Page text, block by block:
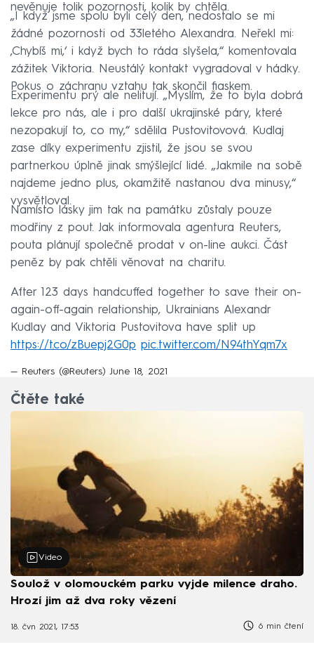
nevěnuje tolik pozornosti, kolik by chtěla.
„I když jsme spolu byli celý den, nedostalo se mi
žádné pozornosti od 33letého Alexandra. Neřekl mi:
‚Chybíš mi,‘ i když bych to ráda slyšela,“ komentovala
zážitek Viktoria. Neustálý kontakt vygradoval v hádky.
Pokus o záchranu vztahu tak skončil fiaskem.
Experimentu prý ale nelitují. „Myslím, že to byla dobrá
lekce pro nás, ale i pro další ukrajinské páry, které
nezopakují to, co my,“ sdělila Pustovitovová. Kudlaj
zase díky experimentu zjistil, že jsou se svou
partnerkou úplně jinak smýšlející lidé. „Jakmile na sobě
najdeme jedno plus, okamžitě nastanou dva minusy,“
vysvětloval.
Namísto lásky jim tak na památku zůstaly pouze
modřiny z pout. Jak informovala agentura Reuters,
pouta plánují společně prodat v on-line aukci. Část
peněz by pak chtěli věnovat na charitu.
After 123 days handcuffed together to save their on-
again-off-again relationship, Ukrainians Alexandr
Kudlay and Viktoria Pustovitova have split up
https://t.co/zBuepj2G0p pic.twitter.com/N94thYqm7x
— Reuters (@Reuters) June 18, 2021
Čtěte také
Video
Soulož v olomouckém parku vyjde milence draho.
Hrozí jim až dva roky vězení
18. čvn 2021, 17:53 6 min čtení